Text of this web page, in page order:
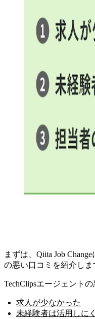
まずは、Qiita Job
の悪い口コミを紹介しま
TechClipsエージェントの
求人が少なかった
未経験者は活用しに